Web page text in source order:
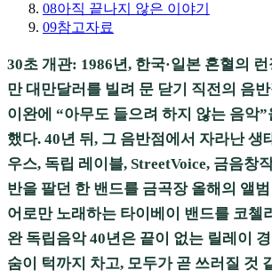
08아직 끝나지 않은 이야기
09참고자료
30초 개관: 1986년, 한국·일본 혼혈의
만 대만달러를 빌려 문 닫기 직전의 음
이완에 “아무도 들으려 하지 않는 음악
했다. 40년 뒤, 그 음반점에서 자라난 생
우스, 독립 레이블, StreetVoice, 금음창
반을 팔던 한 밴드를 금곡장 올해의 앨
어로만 노래하는 타이베이 밴드를 코첼
완 독립음악 40년은 끝이 없는 릴레이
숨이 턱까지 차고, 모두가 곧 쓰러질 것